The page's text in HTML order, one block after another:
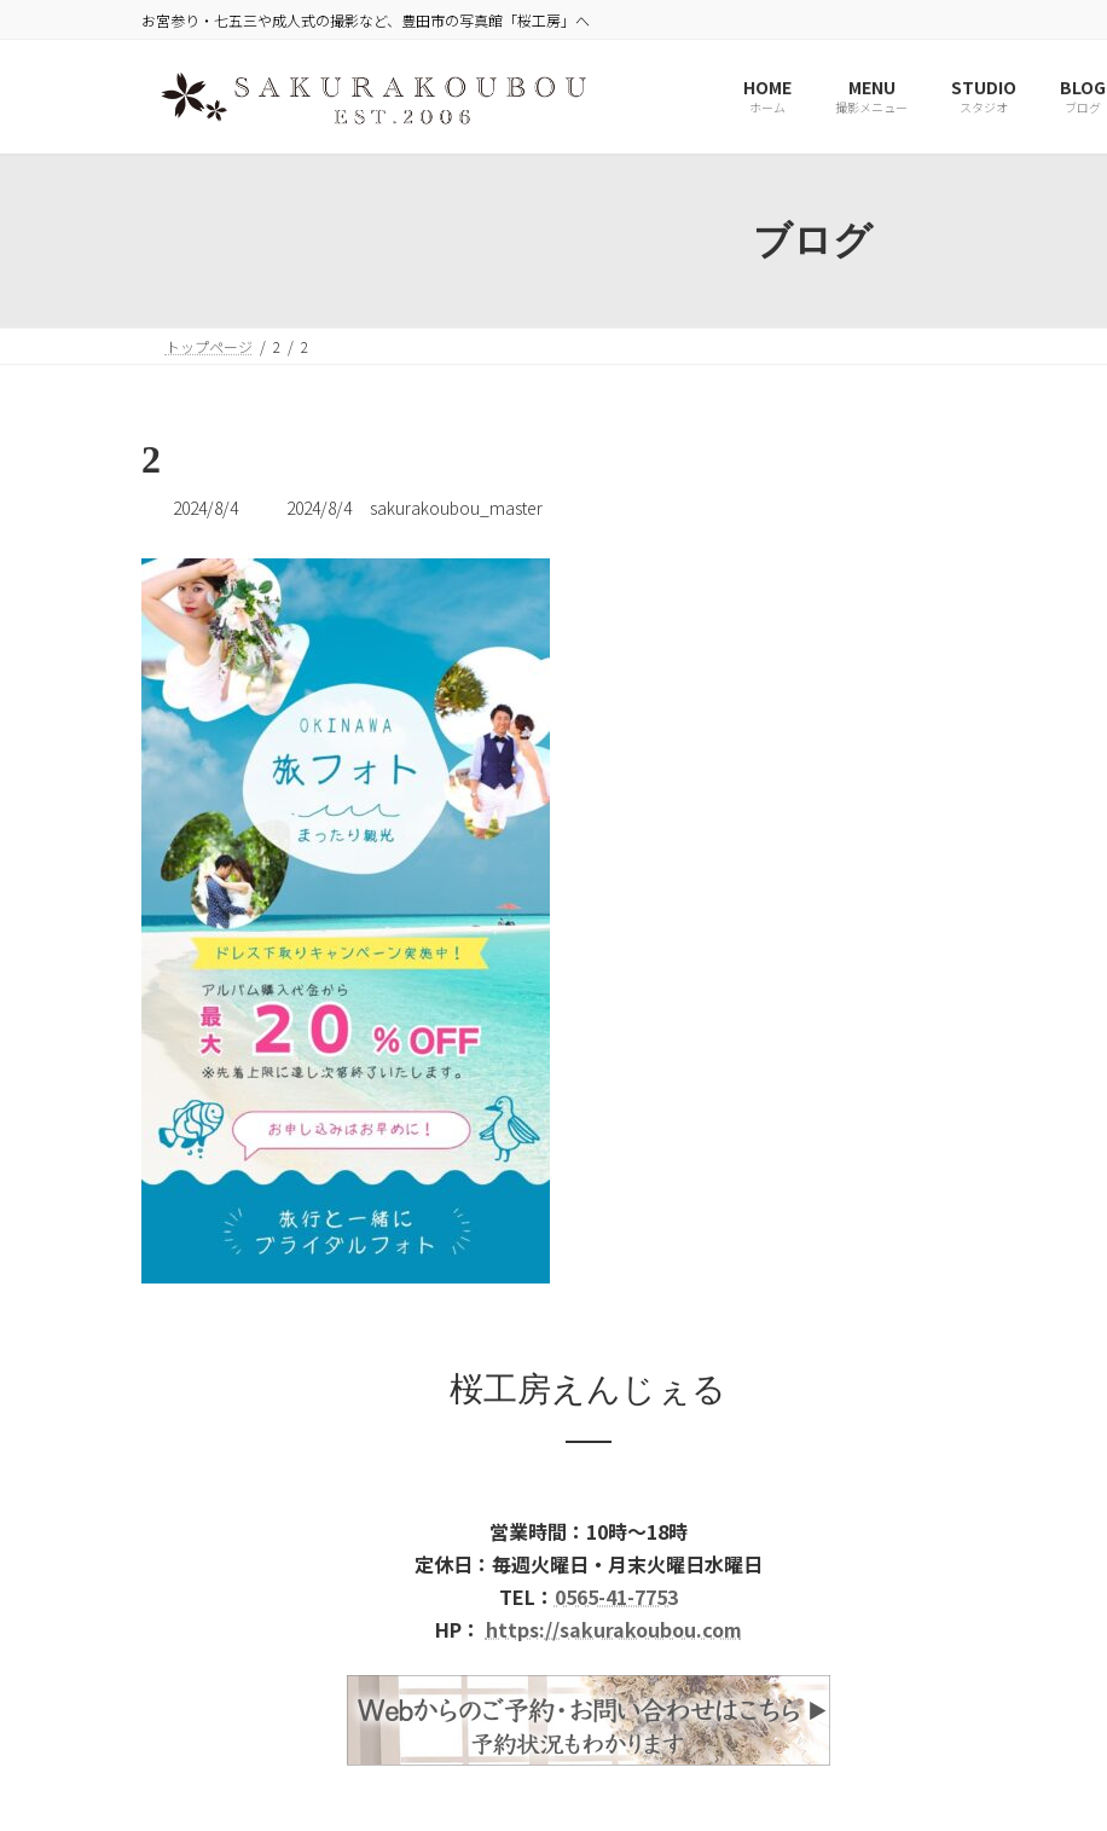
へ
ョ
お宮参り・七五三や成人式の撮影など、豊田市の写真館「桜工房」へ
HOME
ホーム
MENU
撮影メニュー
STUDIO
スタジオ
BLOG
ブログ
ブログ
トップページ 2 2
2
2024/8/4
最
更
新
日
時
:
2024/8/4 sakurakoubou_master
桜工房えんじぇる
営業時間：10時～18時
定休日：毎週火曜日・月末火曜日水曜日
TEL： 0565-41-7753
HP： https://sakurakoubou.com